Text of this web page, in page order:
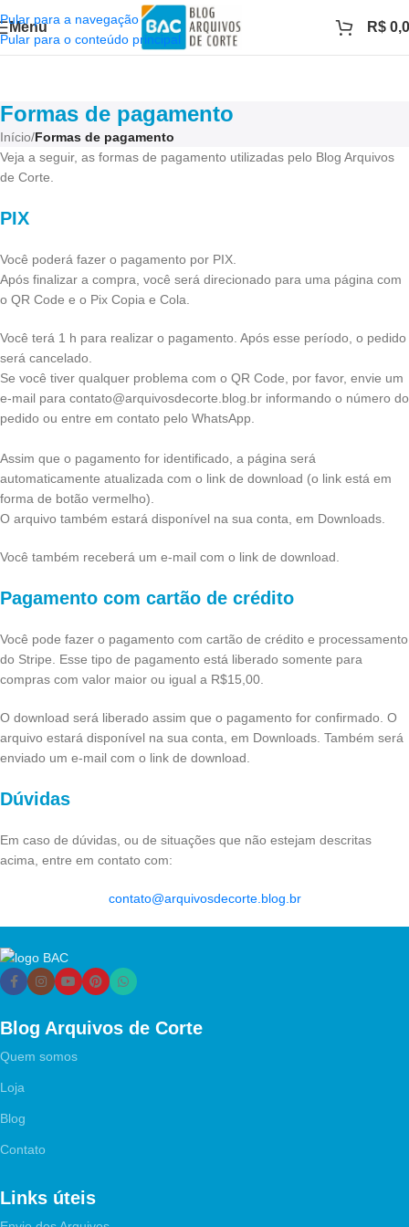
Pular para a navegação
Pular para o conteúdo principal
Menu R$
Formas de pagamento
Início/Formas de pagamento
Veja a seguir, as formas de pagamento utilizadas pelo Blog Arquivos
de Corte.
PIX
Você poderá fazer o pagamento por PIX.
Após finalizar a compra, você será direcionado para uma página com
o QR Code e o Pix Copia e Cola.
Você terá 1 h para realizar o pagamento. Após esse período, o pedido
será cancelado.
Se você tiver qualquer problema com o QR Code, por favor, envie um
e-mail para contato@arquivosdecorte.blog.br informando o número do
pedido ou entre em contato pelo WhatsApp.
Assim que o pagamento for identificado, a página será
automaticamente atualizada com o link de download (o link está em
forma de botão vermelho).
O arquivo também estará disponível na sua conta, em Downloads.
Você também receberá um e-mail com o link de download.
Pagamento com cartão de crédito
Você pode fazer o pagamento com cartão de crédito e processamento
do Stripe. Esse tipo de pagamento está liberado somente para
compras com valor maior ou igual a R$15,00.
O download será liberado assim que o pagamento for confirmado. O
arquivo estará disponível na sua conta, em Downloads. Também será
enviado um e-mail com o link de download.
Dúvidas
Em caso de dúvidas, ou de situações que não estejam descritas
acima, entre em contato com:
contato@arquivosdecorte.blog.br
Blog Arquivos de Corte
Quem somos
Loja
Blog
Contato
Links úteis